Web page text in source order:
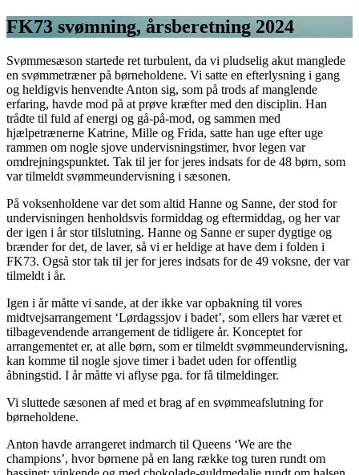
FK73 svømning, årsberetning 2024
Svømmesæson startede ret turbulent, da vi pludselig akut manglede
en svømmetræner på børneholdene. Vi satte en efterlysning i gang
og heldigvis henvendte Anton sig, som på trods af manglende
erfaring, havde mod på at prøve kræfter med den disciplin. Han
trådte til fuld af energi og gå-på-mod, og sammen med
hjælpetrænerne Katrine, Mille og Frida, satte han uge efter uge
rammen om nogle sjove undervisningstimer, hvor legen var
omdrejningspunktet. Tak til jer for jeres indsats for de 48 børn, som
var tilmeldt svømmeundervisning i sæsonen.
På voksenholdene var det som altid Hanne og Sanne, der stod for
undervisningen henholdsvis formiddag og eftermiddag, og her var
der igen i år stor tilslutning. Hanne og Sanne er super dygtige og
brænder for det, de laver, så vi er heldige at have dem i folden i
FK73. Også stor tak til jer for jeres indsats for de 49 voksne, der var
tilmeldt i år.
Igen i år måtte vi sande, at der ikke var opbakning til vores
midtvejsarrangement ‘Lørdagssjov i badet’, som ellers har været et
tilbagevendende arrangement de tidligere år. Konceptet for
arrangementet er, at alle børn, som er tilmeldt svømmeundervisning,
kan komme til nogle sjove timer i badet uden for offentlig
åbningstid. I år måtte vi aflyse pga. for få tilmeldinger.
Vi sluttede sæsonen af med et brag af en svømmeafslutning for
børneholdene.
Anton havde arrangeret indmarch til Queens ‘We are the
champions’, hvor børnene på en lang række tog turen rundt om